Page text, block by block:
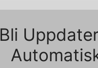
Bli